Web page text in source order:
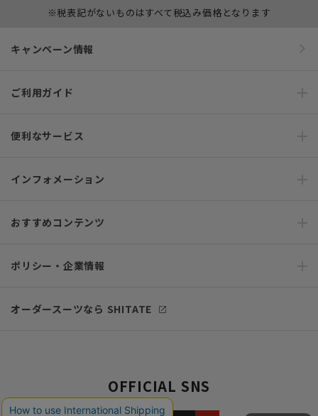
※税表記がないものはすべて税込み価格となります
キャンペーン情報
ご利用ガイド
便利なサービス
インフォメーション
おすすめコンテンツ
ポリシー・企業情報
オーダースーツなら SHITATE
OFFICIAL SNS